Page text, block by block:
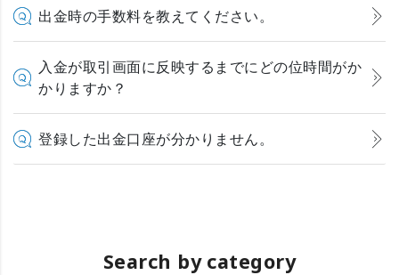
出金時の手数料を教えてください。
入金が取引画面に反映するまでにどの位時間がか
かりますか？
登録した出金口座が分かりません。
Search by category